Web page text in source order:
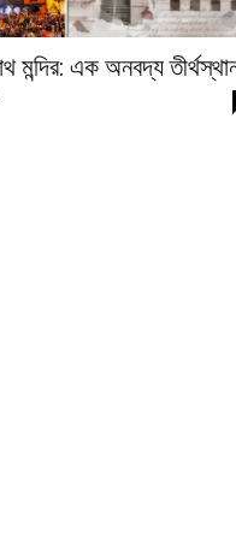
মন্দির: এক অনবদ্য